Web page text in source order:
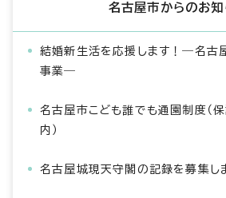
名古屋市からのお知
結婚新生活を応援します！―名古
事業―
名古屋市こども誰でも通園制度（
内）
名古屋城現天守閣の記録を募集し